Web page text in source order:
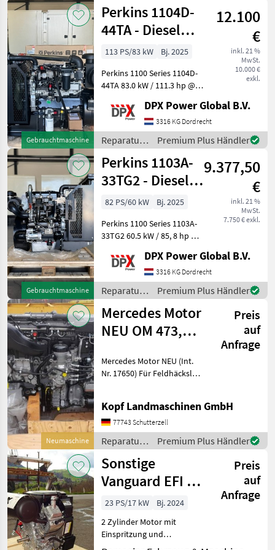
Ersatzteile
/ John
Deere
Gebrauchtmaschine
Perkins 1104D-
44TA - Diesel
Engine - New -
DPX-25088
12.100
€
inkl. 21 %
MwSt.
10.000 €
exkl.
113 PS/83 kW
Bj. 2025
Perkins 1100 Series 1104D-
44TA 83.0 kW / 111.3 hp @
Ersatzteile
Verbrennungsmotoren
DPX Power Global B.V.
3316 KG Dordrecht
Reparatur
und
Ersatzteile
/ Perkins
Premium Plus Händler
Gebrauchtmaschine
Perkins 1103A-
33TG2 - Diesel
Engine -New
9.377,50
€
inkl. 21 %
MwSt.
7.750 € exkl.
82 PS/60 kW
Bj. 2025
Perkins 1100 Series 1103A-
33TG2 60.5 kW / 85, 8 hp @
Ersatzteile
Verbrennungsmotoren
DPX Power Global B.V.
3316 KG Dordrecht
Reparatur
und
Ersatzteile
/ Perkins
Premium Plus Händler
Neumaschine
Mercedes Motor
NEU OM 473,
471, 4
Preis
auf
Anfrage
Mercedes Motor NEU (Int.
Nr. 17650) Für Feldhäcksler,
Mercedes Motor OM 473.
917 - C0666809 mit
Nebenantrieb 39.000 EUR
zzgl. Mw
Kopf Landmaschinen GmbH
77743 Schutterzell
Reparatur
und
Ersatzteile
/ Mercedes
Premium Plus Händler
Sonstige
Vanguard EFI 23
PS
Preis
auf
Anfrage
23 PS/17 kW
Bj. 2024
2 Zylinder Motor mit
Einspritzung und
Anbauteile, Elektro